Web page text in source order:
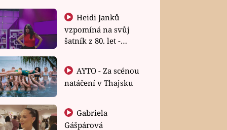
Heidi Janků
vzpomíná na svůj
šatník z 80. let -
natáčení v Thajsku
Gabriela
Gášpárová